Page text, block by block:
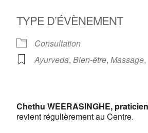
TYPE D’ÉVÈNEMENT
Consultation
Ayurveda, Bien-être, Massage,
Voir Évènements
Chethu WEERASINGHE,
revient régulièrement au Centre.